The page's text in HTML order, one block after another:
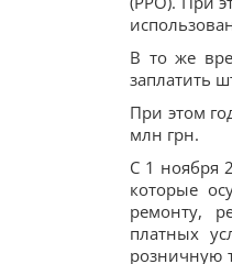
В то же
заплатить
При этом
млн грн.
С 1 ноября
которые
ремонту,
платных
розничную